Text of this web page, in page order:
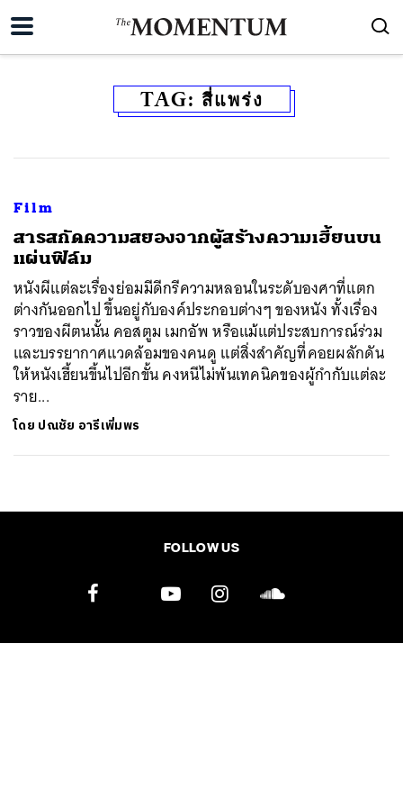
TAG: สี่แพร่ง
Film
สารสกัดความสยองจากผู้สร้างความเฮี้ยนบน
แผ่นฟิล์ม
หนังผีแต่ละเรื่องย่อมมีดีกรีความหลอนในระดับองศาที่แตก
ต่างกันออกไป ขึ้นอยู่กับองค์ประกอบต่างๆ ของหนัง ทั้งเรื่อง
ราวของผีตนนั้น คอสตูม เมกอัพ หรือแม้แต่ประสบการณ์ร่วม
และบรรยากาศแวดล้อมของคนดู แต่สิ่งสำคัญที่คอยผลักดัน
ให้หนังเฮี้ยนขึ้นไปอีกขั้น คงหนีไม่พ้นเทคนิคของผู้กำกับแต่ละ
ราย...
โดย ปณชัย อารีเพิ่มพร
FOLLOW US
ค้นหา
SHARE